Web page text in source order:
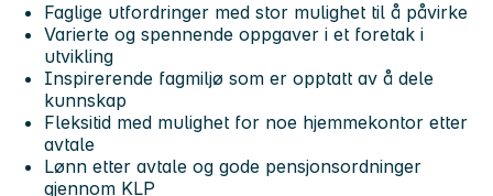
Faglige utfordringer med stor mulighet til å påvirke
Varierte og spennende oppgaver i et foretak i
utvikling
Inspirerende fagmiljø som er opptatt av å dele
kunnskap
Fleksitid med mulighet for noe hjemmekontor etter
avtale
Lønn etter avtale og gode pensjonsordninger
gjennom KLP